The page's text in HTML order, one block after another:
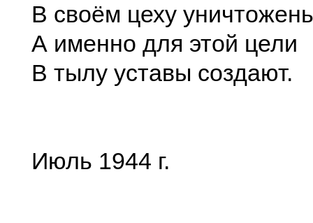
В своём цеху
А именно для этой цели
В тылу уставы создают.
Июль 1944 г.